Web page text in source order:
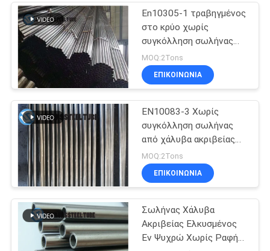
En10305-1 τραβηγμένος
στο κρύο χωρίς
συγκόλληση σωλήνας
16*1mm E255 για τη
αυτοκινητοβιομηχανία
MOQ:2Tons
ΕΠΙΚΟΙΝΩΝΊΑ
EN10083-3 Χωρίς
συγκόλληση σωλήνας
από χάλυβα ακριβείας
42CrMo4 QT Κρύο
τράβηγμα
MOQ:2Tons
ΕΠΙΚΟΙΝΩΝΊΑ
Σωλήνας Χάλυβα
Ακριβείας Ελκυσμένος
Εν Ψυχρώ Χωρίς Ραφή